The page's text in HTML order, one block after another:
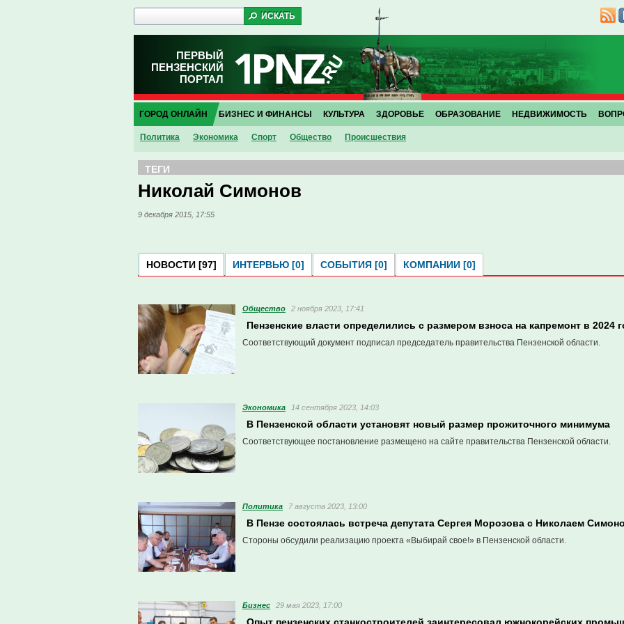
ПЕРВЫЙ
ПЕНЗЕНСКИЙ
ПОРТАЛ
ГОРОД ОНЛАЙН
Политика Экономика Спорт Общество Проиcшествия
БИЗНЕС И ФИНАНСЫ КУЛЬТУРА ЗДОРОВЬЕ ОБРАЗОВАНИЕ НЕДВИЖИМОСТЬ
ТЕГИ
Николай Симонов
9 декабря 2015, 17:55
НОВОСТИ [97] ИНТЕРВЬЮ [0] СОБЫТИЯ [0] КОМПАНИИ [0]
Общество 2 ноября 2023, 17:41
Пензенские власти определились с размером взноса на капремонт в 2024
Соответствующий документ подписал председатель правительства Пензенской области.
Экономика 14 сентября 2023, 14:03
В Пензенской области установят новый размер прожиточного минимума
Соответствующее постановление размещено на сайте правительства Пензенской области.
Политика 7 августа 2023, 13:00
В Пензе состоялась встреча депутата Сергея Морозова с Николаем
Стороны обсудили реализацию проекта «Выбирай свое!» в Пензенской области.
Бизнес 29 мая 2023, 17:00